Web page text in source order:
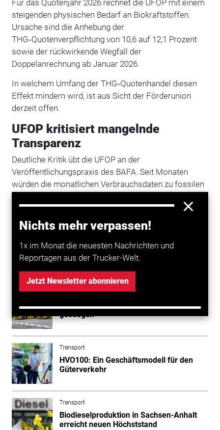
Nichts mehr verpassen!
1x im Monat die neuesten Nachrichten und
Reportagen aus der Trucker-Welt.
Jetzt Newsletter abonnieren
Für das Quotenjahr 2026 rechnet die UFOP mit einem
steigenden physischen Bedarf an Biokraftstoffen.
Ursache sind die Anhebung der
THG‑Quotenverpflichtung von 10,6 auf 12,1 Prozent
sowie der rückwirkende Wegfall der
Doppelanrechnung ab Januar 2026.
In welchem Umfang der THG‑Quotenhandel diesen
Effekt mindern wird, ist aus Sicht der Förderunion
derzeit offen.
UFOP kritisiert mangelnde
Transparenz
Deutliche Kritik übt die UFOP an der
Veröffentlichungspraxis des BAFA. Seit Monaten
würden die monatlichen Verbrauchsdaten zu fossilen
bereitgestellt. Diese Informationen seien jedoch
notwendig, um Markt‑ und Bedarfsentwicklungen
sachgerecht bewerten zu können.
Transport
Kraftstoffe: Produktion von Biodiesel
gestiegen
Transport
HVO100: Ein Geschäftsmodell für den
Güterverkehr
Transport
Biodieselproduktion in Sachsen-Anhalt
erreicht neuen Höchststand